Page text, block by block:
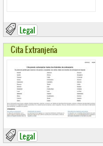
Legal
Cita Extranjería
Legal